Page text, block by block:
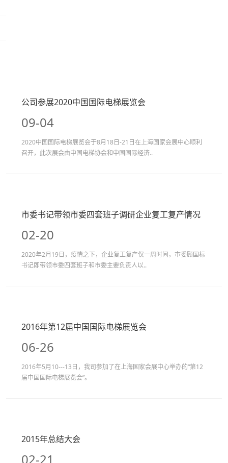
公司参展2020中国国际电梯展览会
09-04
2020中国国际电梯展览会于8月18日-21日在上海国家会展中心顺利
召开，此次展会由中国电梯协会和中国国际经济..
市委书记带领市委四套班子调研企业复工复产情况
02-20
2020年2月19日，疫情之下，企业复工复产仅一周时间，市委顾国标
书记即带领市委四套班子和市委主要负责人以..
2016年第12届中国国际电梯展览会
06-26
2016年5月10---13日，我司参加了在上海国家会展中心举办的“第12
届中国国际电梯展览会”。
2015年总结大会
02-21